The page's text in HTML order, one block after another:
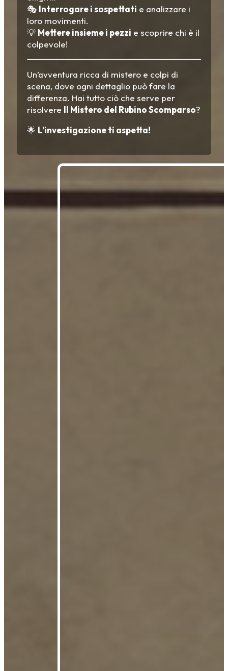
🎭 Interrogare i sospettati e analizzare i
loro movimenti.
💡 Mettere insieme i pezzi e scoprire chi è il
colpevole!
Un’avventura ricca di mistero e colpi di
scena, dove ogni dettaglio può fare la
differenza. Hai tutto ciò che serve per
risolvere Il Mistero del Rubino Scomparso?
🌟 L’investigazione ti aspetta!